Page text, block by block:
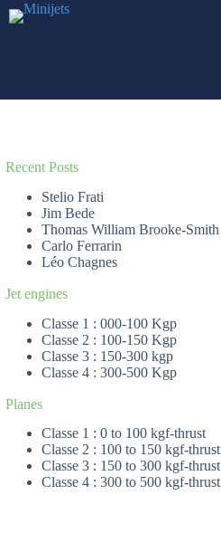
Skip
to
Recent Posts
Stelio Frati
Jim Bede
Thomas William Brooke-Smith
Carlo Ferrarin
Léo Chagnes
Jet engines
Classe 1 : 000-100 Kgp
Classe 2 : 100-150 Kgp
Classe 3 : 150-300 kgp
Classe 4 : 300-500 Kgp
Planes
Classe 1 : 0 to 100 kgf-thrust
Classe 2 : 100 to 150 kgf-thrust
Classe 3 : 150 to 300 kgf-thrust
Classe 4 : 300 to 500 kgf-thrust